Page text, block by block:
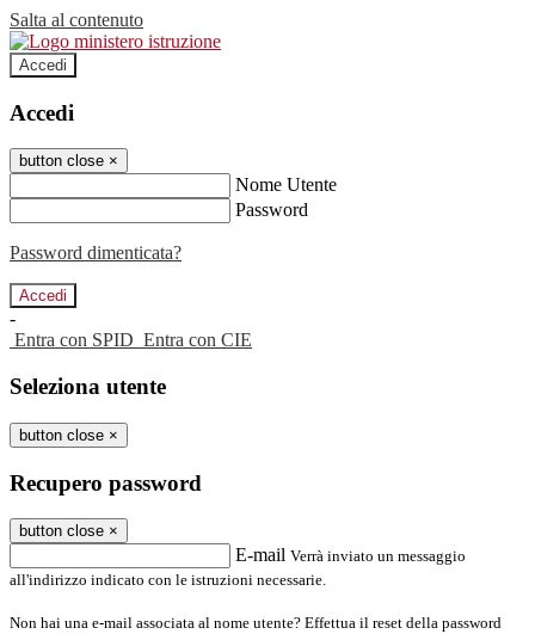
Salta al contenuto
Accedi
Accedi
button close ×
Nome Utente
Password
Password dimenticata?
-
Entra con SPID Entra con CIE
Seleziona utente
button close ×
Recupero password
button close ×
E-mail Verrà inviato un messaggio
all'indirizzo indicato con le istruzioni necessarie.
Non hai una e-mail associata al nome utente? Effettua il reset della password